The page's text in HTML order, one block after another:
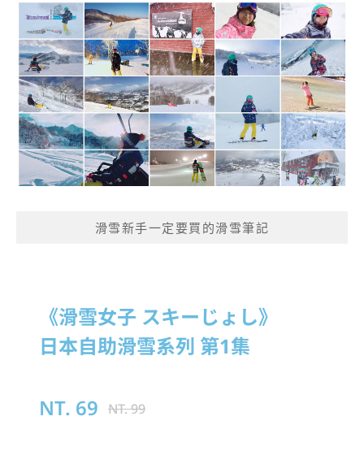
滑雪新手一定要買的滑雪筆記